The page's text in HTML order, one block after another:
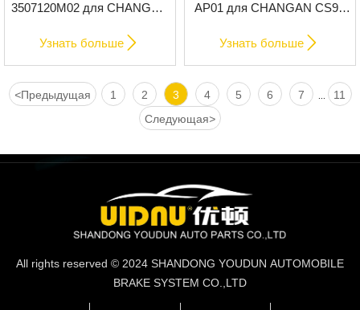
3507120M02 для CHANGAN
тормозные колодки
Узнать больше 
AP01 для CHANGAN CS95
колодки
Узнать больше 
<Предыдущая 1 2 3 4 5 6 7
11
Следующая>
All rights reserved © 2024 SHANDONG YOUDUN AUTOMOBILE
BRAKE SYSTEM CO.,LTD